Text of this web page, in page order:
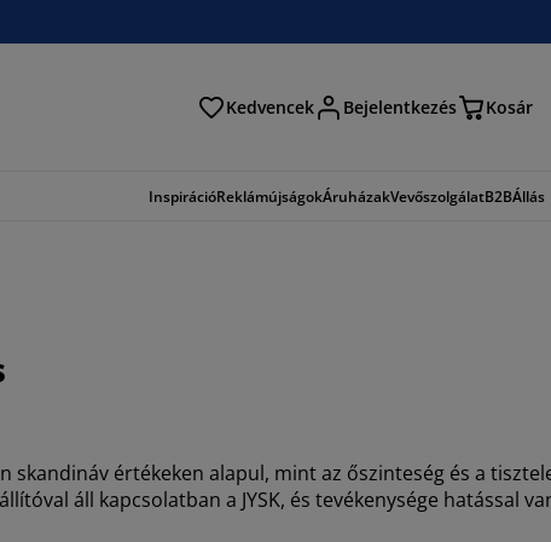
Kedvencek Bejelentkezés Kosár
InspirációReklámújságokÁruházakVevőszolgálatB2BÁllás
skandináv értékeken alapul, mint az őszinteség és a
áll kapcsolatban a JYSK, és tevékenysége hatással